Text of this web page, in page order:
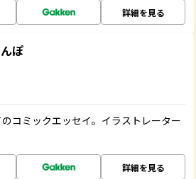
詳細を見る
ぽ
コミックエッセイ。イラストレーター
詳細を見る